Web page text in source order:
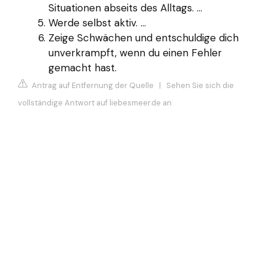
Situationen abseits des Alltags. ...
Werde selbst aktiv. ...
Zeige Schwächen und entschuldige dich
unverkrampft, wenn du einen Fehler
gemacht hast.
Antrag auf Entfernung der Quelle | Sehen Sie sich die
vollständige Antwort auf liebesmeer.de an